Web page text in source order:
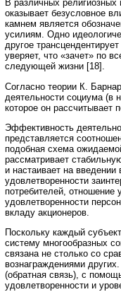
В различных
оказывает безусловное
камнем является
усилиям. Одно
другое
уверяет, что «зачет» по
следующей жизни [18].
Согласно теории К.
деятельности социума (в
которое он рассчитывает
Эффективность
представляется
подобная схема
рассматривает
и настаивает на введении
удовлетворенности
потребителей, отношение
удовлетворенности
вкладу акционеров.
Поскольку каждый
систему многообразных
связана не столько со
вознаграждениями
(обратная связь), с
удовлетворенности и